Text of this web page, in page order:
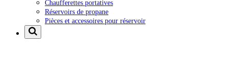
Chaufferettes portatives
Réservoirs de propane
Pièces et accessoires pour réservoir